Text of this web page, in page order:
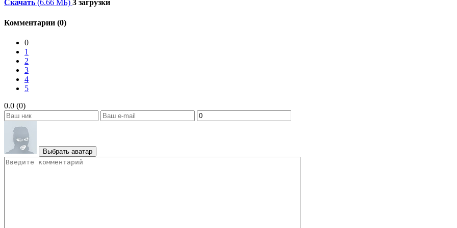
Скачать (6.66 МБ) 3 загрузки
Комментарии (0)
0
1
2
3
4
5
0.0 (0)
Выбрать аватар